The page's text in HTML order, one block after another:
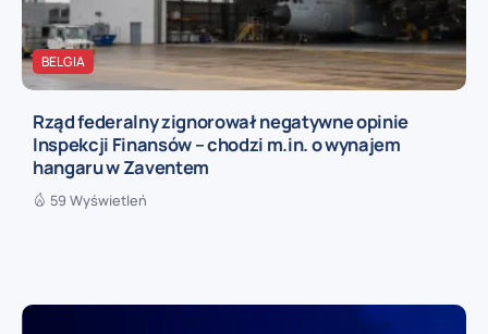
BELGIA
Rząd federalny zignorował negatywne opinie
Inspekcji Finansów – chodzi m.in. o wynajem
hangaru w Zaventem
59 Wyświetleń